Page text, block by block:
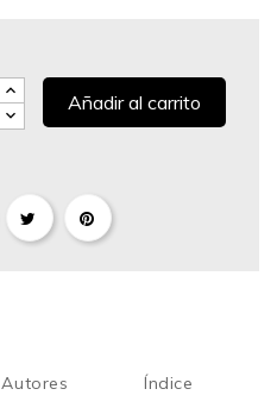
Añadir al carrito
Autores Índice